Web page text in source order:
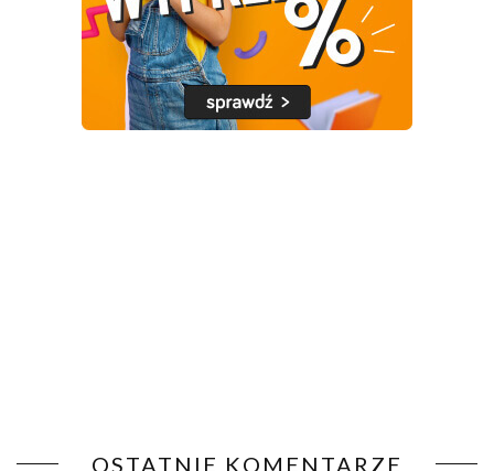
OSTATNIE KOMENTARZE